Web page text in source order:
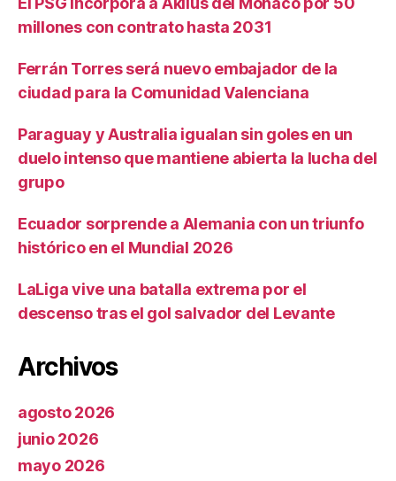
millones con contrato hasta 2031
Ferrán Torres será nuevo embajador de la
ciudad para la Comunidad Valenciana
Paraguay y Australia igualan sin goles en un
duelo intenso que mantiene abierta la lucha del
grupo
Ecuador sorprende a Alemania con un triunfo
histórico en el Mundial 2026
LaLiga vive una batalla extrema por el
descenso tras el gol salvador del Levante
Archivos
agosto 2026
junio 2026
mayo 2026